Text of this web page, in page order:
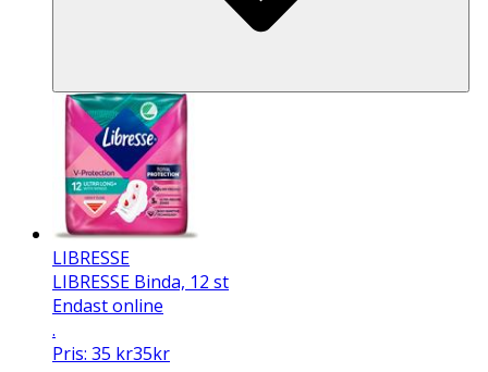
LIBRESSE
LIBRESSE Binda, 12 st
Endast online
.
Pris: 35 kr35kr